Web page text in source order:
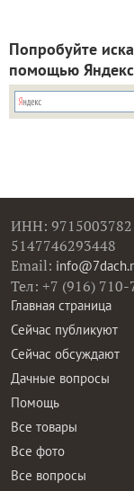
Попробуйте
помощью
ИНН:
5147746293448
Email:
Тел: +7 (916)
Главная страница
Сейчас публикуют
Сейчас обсуждают
Дачные вопросы
Помощь
Все товары
Все фото
Все вопросы